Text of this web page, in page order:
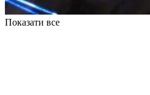
Показати все